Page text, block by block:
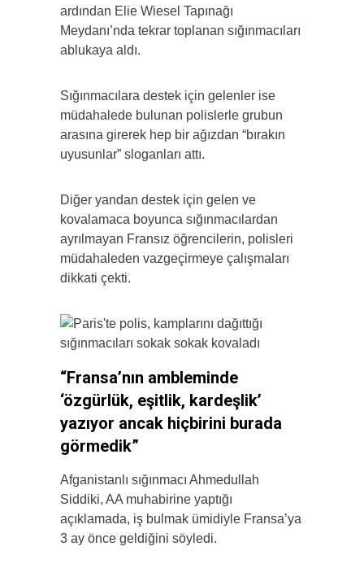
ardından Elie Wiesel Tapınağı
Meydanı’nda tekrar toplanan sığınmacıları
ablukaya aldı.
Sığınmacılara destek için gelenler ise
müdahalede bulunan polislerle grubun
arasına girerek hep bir ağızdan “bırakın
uyusunlar” sloganları attı.
Diğer yandan destek için gelen ve
kovalamaca boyunca sığınmacılardan
ayrılmayan Fransız öğrencilerin, polisleri
müdahaleden vazgeçirmeye çalışmaları
dikkati çekti.
“Fransa’nın ambleminde
‘özgürlük, eşitlik, kardeşlik’
yazıyor ancak hiçbirini burada
görmedik”
Afganistanlı sığınmacı Ahmedullah
Siddiki, AA muhabirine yaptığı
açıklamada, iş bulmak ümidiyle Fransa’ya
3 ay önce geldiğini söyledi.